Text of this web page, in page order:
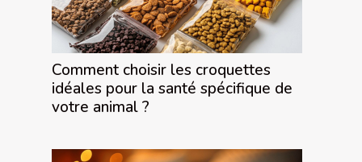
Comment choisir les croquettes
idéales pour la santé spécifique de
votre animal ?